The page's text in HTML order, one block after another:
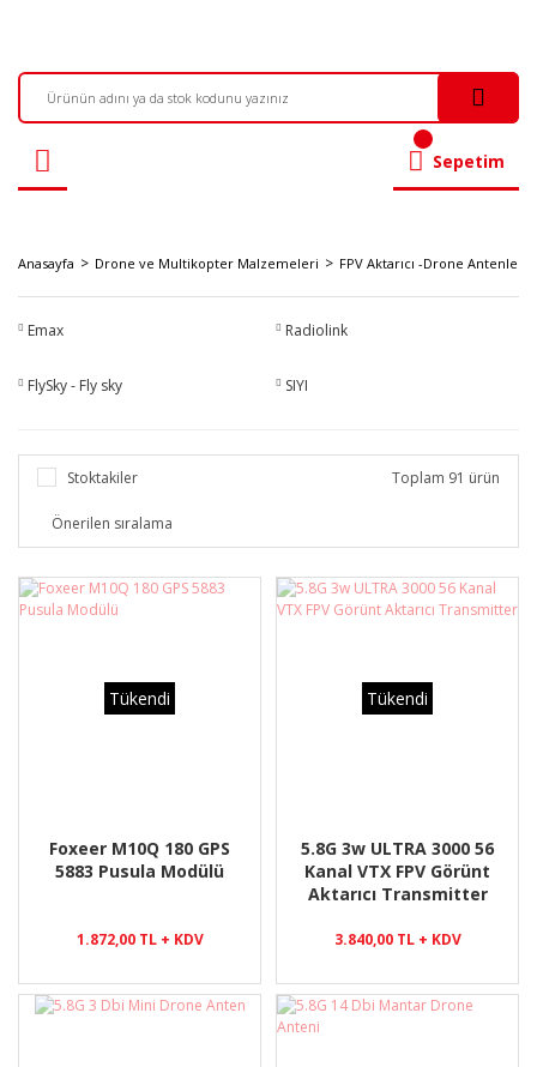
Sepetim
Anasayfa Drone ve Multikopter Malzemeleri FPV Aktarıcı -Drone Antenleri
Emax Radiolink
FlySky - Fly sky SIYI
Stoktakiler Toplam 91 ürün
Tükendi
Foxeer M10Q 180 GPS
5883 Pusula Modülü
1.872,00 TL + KDV
Tükendi
5.8G 3w ULTRA 3000 56
Kanal VTX FPV Görünt
Aktarıcı Transmitter
3.840,00 TL + KDV